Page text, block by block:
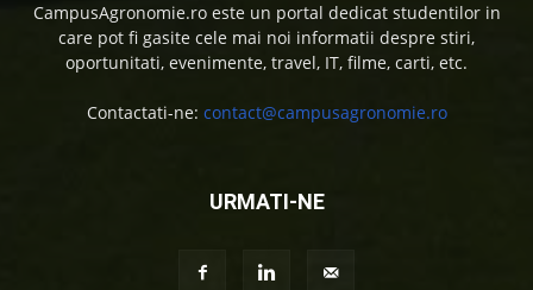
CampusAgronomie.ro este un portal dedicat studentilor in
care pot fi gasite cele mai noi informatii despre stiri,
oportunitati, evenimente, travel, IT, filme, carti, etc.
Contactati-ne: contact@campusagronomie.ro
URMATI-NE